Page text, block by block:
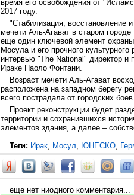
время его освобождения от
2017 году.
"Стабилизация, восстановление
мечети Аль-Агават в старом
еще один ключевой элемент охраны
Мосула и его прочного культурного
интервью "The National" директор
Ираке Паоло Фонтани.
Возраст мечети Аль-Агават
расположена на западном берегу
всего пострадала от городских боев.
Проект реконструкции будет
территории и сохранившихся
элементов здания, а далее –
Теги: Ирак, Мосул, ЮНЕСКО,
еще нет ниодного комментария...